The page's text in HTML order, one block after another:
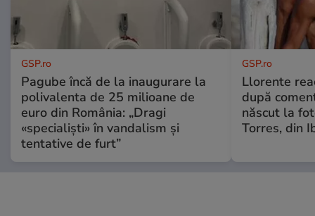
GSP.ro
Pagube încă de la inaugurare la
polivalenta de 25 milioane de
euro din România: „Dragi
«specialiști» în vandalism și
tentative de furt”
GSP.ro
Llorente
după
născut la
Torres, din